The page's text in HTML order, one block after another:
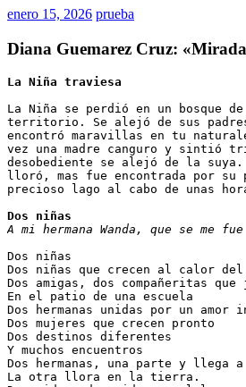
enero 15, 2026 prueba
Diana Guemarez Cruz:
La Niña traviesa
La Niña se perdió en un bosque
territorio. Se alejó de sus
encontró maravillas en tu
vez una madre canguro y sintió
desobediente se alejó de la
lloró, mas fue encontrada por su
precioso lago al cabo de unas
Dos niñas
A mi hermana Wanda, que se me
Dos niñas
Dos niñas que crecen al calor del
Dos amigas, dos compañeritas que
En el patio de una escuela
Dos hermanas unidas por un amor
Dos mujeres que crecen pronto
Dos destinos diferentes
Y muchos encuentros
Dos hermanas, una parte y llega
La otra llora en la tierra.